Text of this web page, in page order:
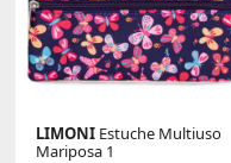
LIMONI Estuche Multiuso
Mariposa 1